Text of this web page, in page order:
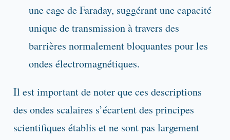
une cage de Faraday, suggérant une capacité
unique de transmission à travers des
barrières normalement bloquantes pour les
ondes électromagnétiques.
Il est important de noter que ces descriptions
des ondes scalaires s’écartent des principes
scientifiques établis et ne sont pas largement